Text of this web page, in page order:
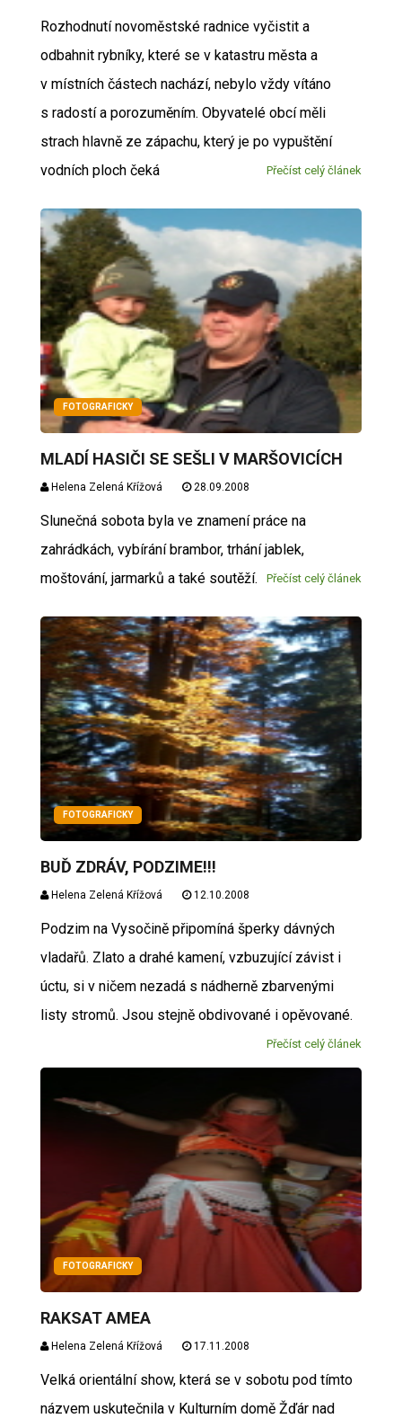
Rozhodnutí novoměstské radnice vyčistit a
odbahnit rybníky, které se v katastru města a
v místních částech nachází, nebylo vždy vítáno
s radostí a porozuměním. Obyvatelé obcí měli
strach hlavně ze zápachu, který je po vypuštění
vodních ploch čeká
Přečíst celý článek
FOTOGRAFICKY
MLADÍ HASIČI SE SEŠLI V MARŠOVICÍCH
Helena Zelená Křížová 28.09.2008
Slunečná sobota byla ve znamení práce na
zahrádkách, vybírání brambor, trhání jablek,
moštování, jarmarků a také soutěží.
Přečíst celý článek
FOTOGRAFICKY
BUĎ ZDRÁV, PODZIME!!!
Helena Zelená Křížová 12.10.2008
Podzim na Vysočině připomíná šperky dávných
vladařů. Zlato a drahé kamení, vzbuzující závist i
úctu, si v ničem nezadá s nádherně zbarvenými
listy stromů. Jsou stejně obdivované i opěvované.
Přečíst celý článek
FOTOGRAFICKY
RAKSAT AMEA
Helena Zelená Křížová 17.11.2008
Velká orientální show, která se v sobotu pod tímto
názvem uskutečnila v Kulturním domě Žďár nad